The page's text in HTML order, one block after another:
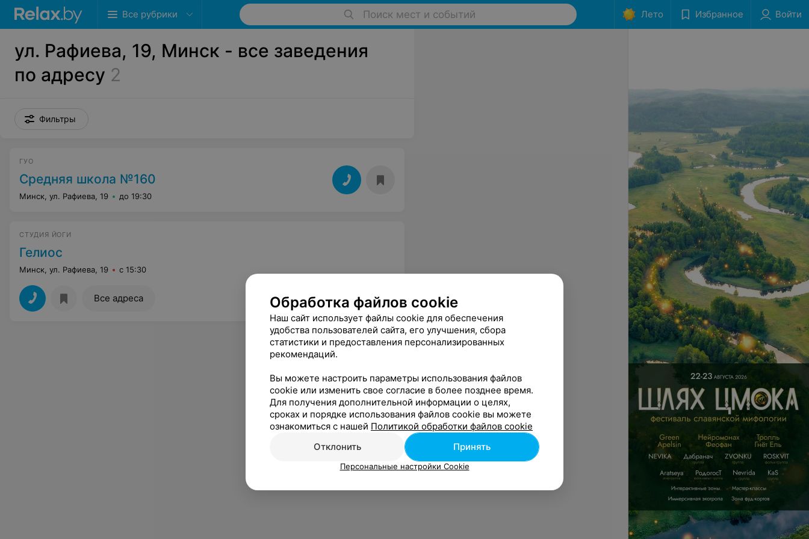
Все рубрики Поиск мест и событий Лето Избранное Войти
ул. Рафиева, 19, Минск - все заведения
по адресу 2
Фильтры
ГУО
Средняя школа №160
Минск, ул. Рафиева, 19 до 19:30
СТУДИЯ ЙОГИ
Гелиос
Минск, ул. Рафиева, 19 с 15:30
Все адреса Обработка файлов cookie
Наш сайт использует файлы cookie для обеспечения
удобства пользователей сайта, его улучшения, сбора
статистики и предоставления персонализированных
рекомендаций.
Вы можете настроить параметры использования файлов
cookie или изменить свое согласие в более позднее время.
Для получения дополнительной информации о целях,
сроках и порядке использования файлов cookie вы можете
ознакомиться с нашей Политикой обработки файлов cookie
Отклонить
Принять
Персональные настройки Cookie